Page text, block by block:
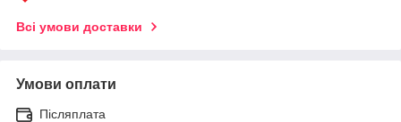
Всі умови доставки
Умови оплати
Післяплата